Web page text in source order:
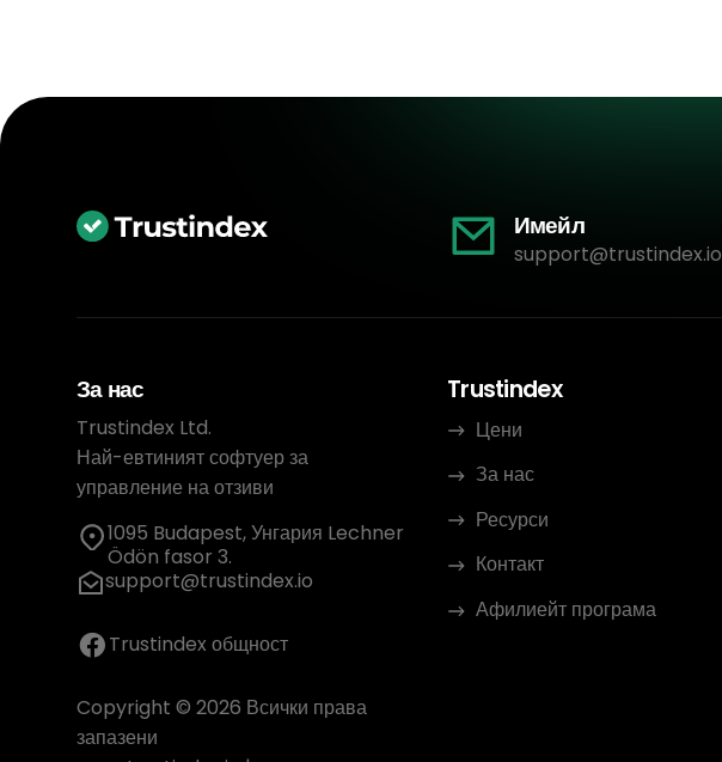
Имейл
support@trustindex.io
За нас
Trustindex Ltd.
Най-евтиният софтуер за
управление на отзиви
1095 Budapest, Унгария Lechner
Ödön fasor 3.
support@trustindex.io
Trustindex общност
Copyright © 2026 Всички права
запазени
Trustindex
Цени
За нас
Ресурси
Контакт
Афилиейт програма